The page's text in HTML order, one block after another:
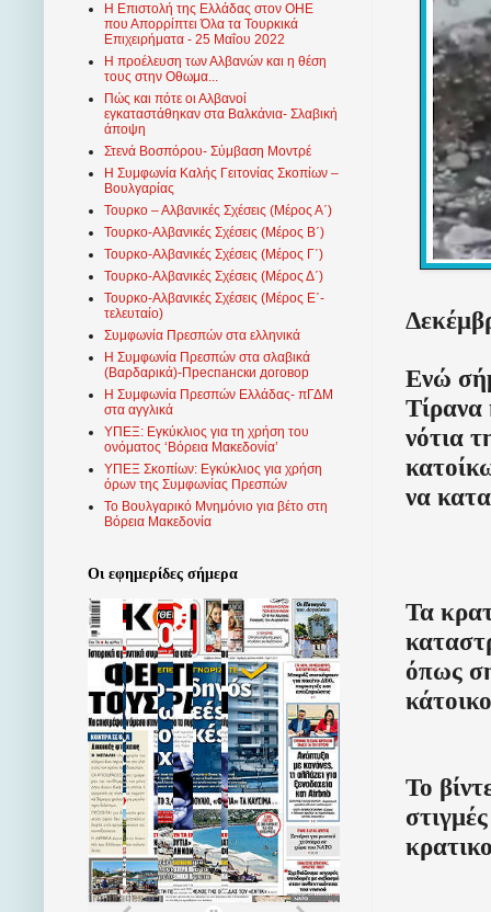
Ενώ
Τίρανα
νότια
να
Τα
όπως
Το
Η Επιστολή της Ελλάδας στον ΟΗΕ
που Απορρίπτει Όλα τα Τουρκικά
Επιχειρήματα - 25 Μαΐου 2022
Η προέλευση των Αλβανών και η θέση
τους στην Οθωμα...
Πώς και πότε οι Αλβανοί
εγκαταστάθηκαν στα Βαλκάνια- Σλαβική
άποψη
Στενά Βοσπόρου- Σύμβαση Μοντρέ
Η Συμφωνία Καλής Γειτονίας Σκοπίων –
Βουλγαρίας
Τουρκο – Αλβανικές Σχέσεις (Mέρος Α΄)
Τουρκο-Αλβανικές Σχέσεις (Μέρος Β΄)
Τουρκο-Αλβανικές Σχέσεις (Μέρος Γ΄)
Τουρκο-Αλβανικές Σχέσεις (Μέρος Δ΄)
Τουρκο-Αλβανικές Σχέσεις (Μέρος Ε΄-
τελευταίο)
Συμφωνία Πρεσπών στα ελληνικά
Η Συμφωνία Πρεσπών στα σλαβικά
(Βαρδαρικά)-Преспански договор
Η Συμφωνία Πρεσπών Ελλάδας- πΓΔΜ
στα αγγλικά
ΥΠΕΞ: Εγκύκλιος για τη χρήση του
ονόματος ‘Βόρεια Μακεδονία’
ΥΠΕΞ Σκοπίων: Εγκύκλιος για χρήση
όρων της Συμφωνίας Πρεσπών
Το Βουλγαρικό Μνημόνιο για βέτο στη
Βόρεια Μακεδονία
Οι εφημερίδες σήμερα